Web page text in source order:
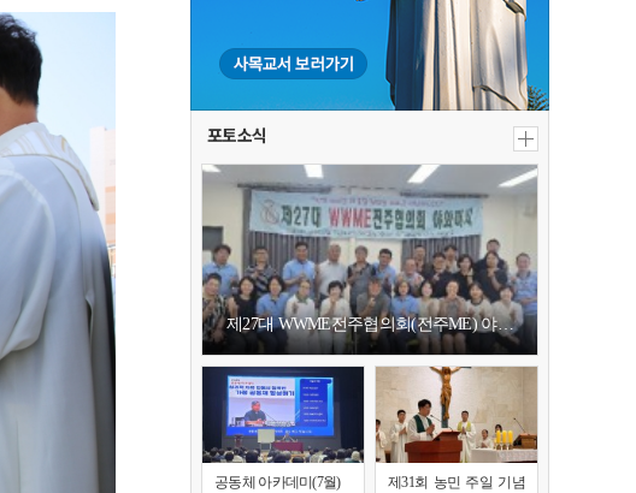
포토소식
제27대 WWME전주협의회(전주ME) 야…
공동체 아카데미(7월)
제31회 농민 주일 기념